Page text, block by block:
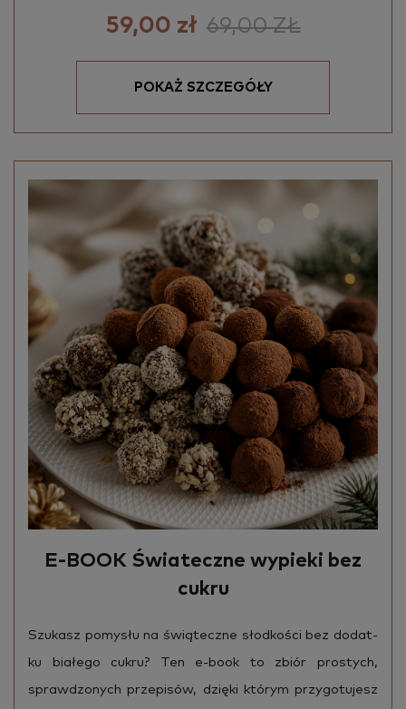
59,00 zł 69,00 ZŁ
POKAŻ SZCZEGÓŁY
E-BOOK Świateczne wypieki bez
cukru
Szu­kasz po­my­słu na świą­tecz­ne słod­ko­ści bez do­dat­
ku bia­łe­go cukru? Ten e-book to zbiór pro­stych,
spraw­dzo­nych prze­pi­sów, dzię­ki któ­rym przy­go­tu­jesz
Wybierz wykształcenie
Tematyka szkoleń, które Cię
interesują
Wyrażam zgodę na przetwarzanie
moich danych osobowych przez
Akademia KUCHARSKA by Sweet
Decor Barbara Pach. Rozumiem, że
podanie danych osobowych w
formularzu jest dobrowolne.